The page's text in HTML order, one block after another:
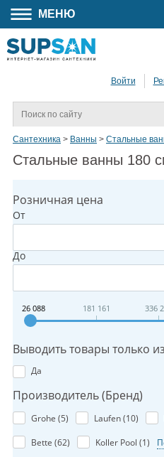
МЕНЮ
Войти
Сантехника > Ванны > Стальные
Стальные ванны 180
Розничная цена
От
До
26 088 181 161 336
Выводить товары только
Да
Производитель (Бренд)
Grohe (5) Laufen (10)
Bette (62) Koller Pool (1)